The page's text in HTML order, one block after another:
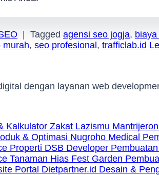
| Tagged agensi seo jogja,
murah, seo profesional, trafficlab.id
dengan layanan web
Desain &